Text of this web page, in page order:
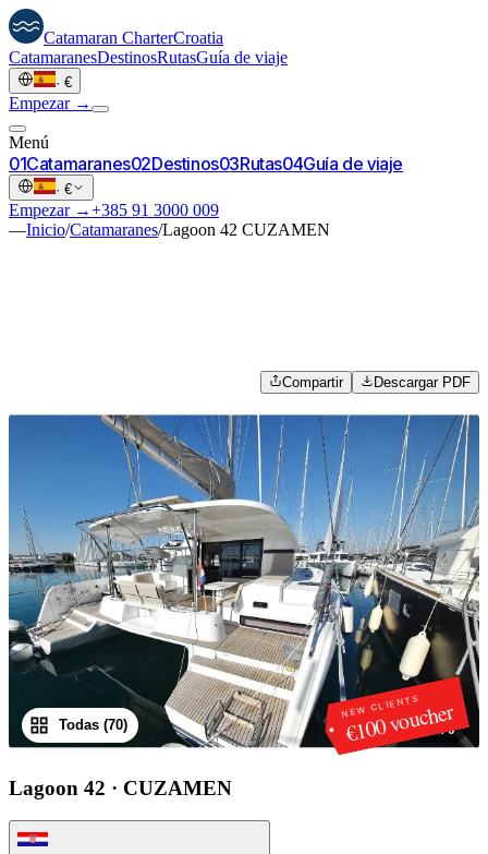
Catamaran CharterCroatia
CatamaranesDestinosRutasGuía de viaje
· €
Empezar →
Menú
01Catamaranes02Destinos03Rutas04Guía de viaje
· €
Empezar →+385 91 3000 009
—Inicio/Catamaranes/Lagoon 42 CUZAMEN
Compartir Descargar PDF
NEW CLIENTS
€100 voucher
1/70
Todas (70)
Lagoon 42 · CUZAMEN